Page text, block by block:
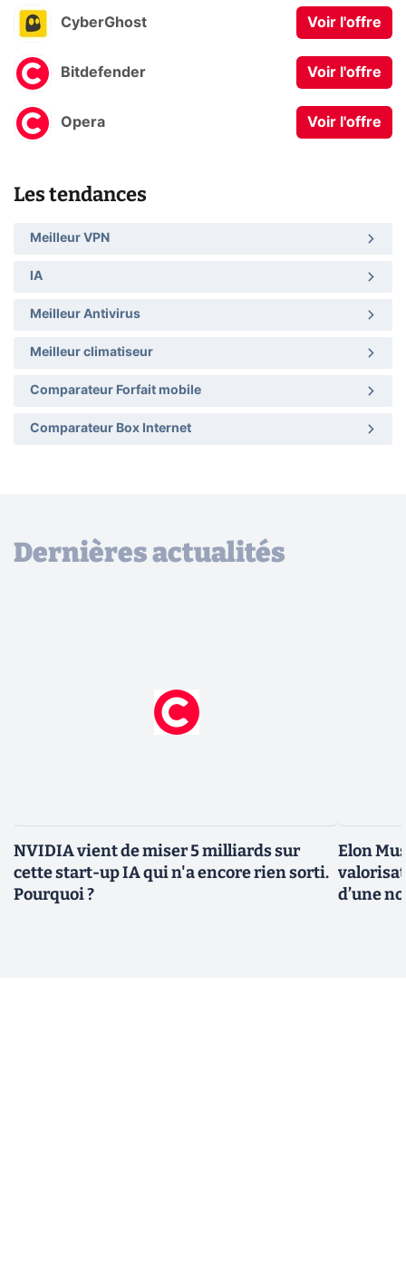
CyberGhost Voir l'offre
Bitdefender Voir l'offre
Opera Voir l'offre
Les tendances
Meilleur VPN
IA
Meilleur Antivirus
Meilleur climatiseur
Comparateur Forfait mobile
Comparateur Box Internet
Dernières actualités
NVIDIA vient de miser 5 milliards sur
cette start-up IA qui n'a encore rien sorti.
Pourquoi ?
Elon
d’une